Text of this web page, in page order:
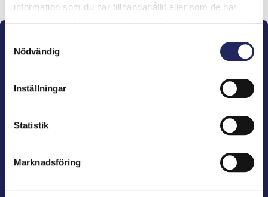
information som du har tillhandahållit eller som de har
Nödvändig
Inställningar
Statistik
Marknadsföring
kulturens väktare och utgivare av marin litteratur.
Bölegatan 2